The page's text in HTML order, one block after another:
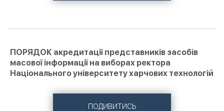
ПОРЯДОК акредитації представників засобів
масової інформації на виборах ректора
Національного університету харчових технологій
ПОДИВИТИСЬ